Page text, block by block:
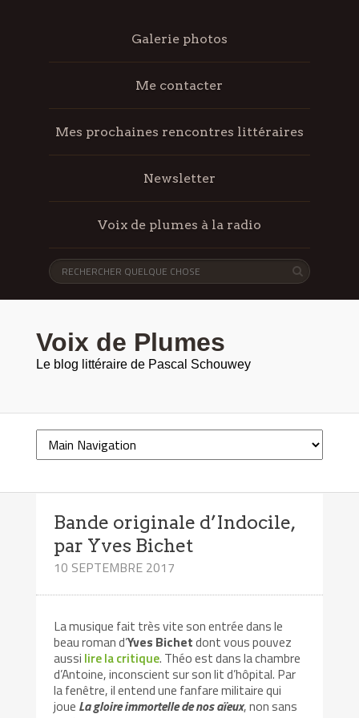
Galerie photos
Me contacter
Mes prochaines rencontres littéraires
Newsletter
Voix de plumes à la radio
Voix de Plumes
Le blog littéraire de Pascal Schouwey
Bande originale d’Indocile,
par Yves Bichet
10 SEPTEMBRE 2017
La musique fait très vite son entrée dans le
beau roman d’Yves Bichetdont vous pouvez
aussi lire la critique. Théo est dans la chambre
d’Antoine, inconscient sur son lit d’hôpital. Par
la fenêtre, il entend une fanfare militaire qui
joue La gloire immortelle de nos aïeux, non sans